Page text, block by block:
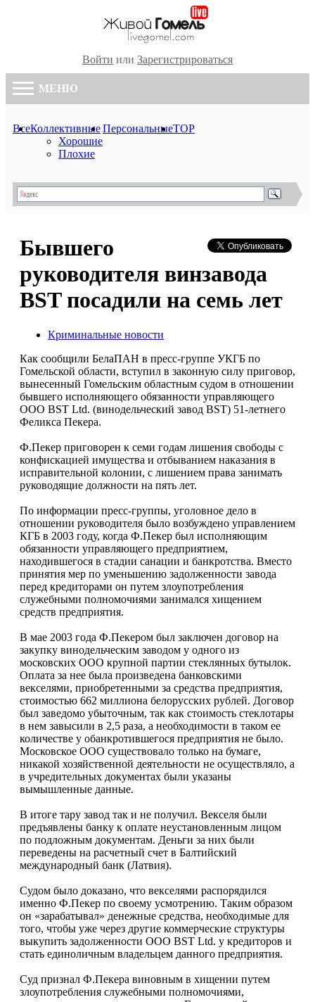
Войти или Зарегистрироваться
МЕНЮ
ВсеКоллективные
Хорошие
Плохие
ПерсональныеTOP
Бывшего
руководителя винзавода
BST посадили на семь лет
Криминальные новости
Как сообщили БелаПАН в пресс-группе УКГБ по
Гомельской области, вступил в законную силу приговор,
вынесенный Гомельским областным судом в отношении
бывшего исполняющего обязанности управляющего
ООО BST Ltd. (винодельческий завод BST) 51-летнего
Феликса Пекера.
Ф.Пекер приговорен к семи годам лишения свободы с
конфискацией имущества и отбыванием наказания в
исправительной колонии, с лишением права занимать
руководящие должности на пять лет.
По информации пресс-группы, уголовное дело в
отношении руководителя было возбуждено управлением
КГБ в 2003 году, когда Ф.Пекер был исполняющим
обязанности управляющего предприятием,
находившегося в стадии санации и банкротства. Вместо
принятия мер по уменьшению задолженности завода
перед кредиторами он путем злоупотребления
служебными полномочиями занимался хищением
средств предприятия.
В мае 2003 года Ф.Пекером был заключен договор на
закупку винодельческим заводом у одного из
московских ООО крупной партии стеклянных бутылок.
Оплата за нее была произведена банковскими
векселями, приобретенными за средства предприятия,
стоимостью 662 миллиона белорусских рублей. Договор
был заведомо убыточным, так как стоимость стеклотары
в нем завысили в 2,5 раза, а необходимости в таком ее
количестве у обанкротившегося предприятия не было.
Московское ООО существовало только на бумаге,
никакой хозяйственной деятельности не осуществляло, а
в учредительных документах были указаны
вымышленные данные.
В итоге тару завод так и не получил. Векселя были
предъявлены банку к оплате неустановленным лицом
по подложным документам. Деньги за них были
переведены на расчетный счет в Балтийский
международный банк (Латвия).
Судом было доказано, что векселями распорядился
именно Ф.Пекер по своему усмотрению. Таким образом
он «зарабатывал» денежные средства, необходимые для
того, чтобы уже через другие коммерческие структуры
выкупить задолженности ООО BST Ltd. у кредиторов и
стать единоличным владельцем данного предприятия.
Суд признал Ф.Пекера виновным в хищении путем
злоупотребления служебными полномочиями,